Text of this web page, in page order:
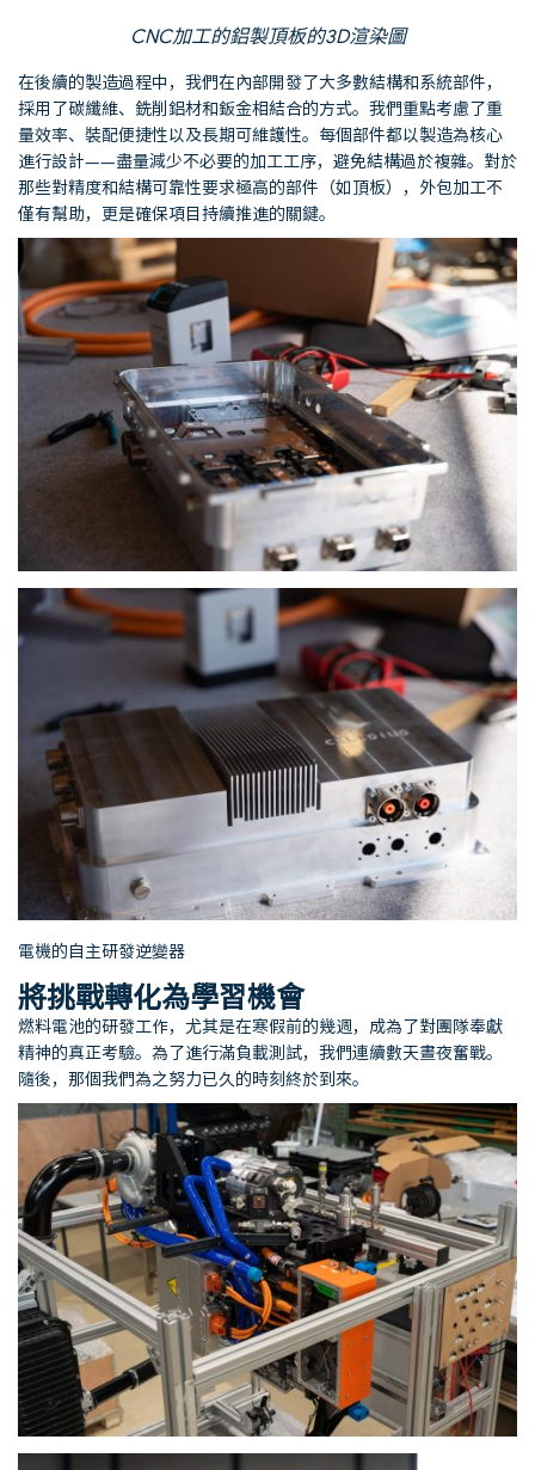
CNC加工的鋁製頂板的3D渲染圖
在後續的製造過程中，我們在內部開發了大多數結構和系統部件，
採用了碳纖維、銑削鋁材和鈑金相結合的方式。我們重點考慮了重
量效率、裝配便捷性以及長期可維護性。每個部件都以製造為核心
進行設計——盡量減少不必要的加工工序，避免結構過於複雜。對於
那些對精度和結構可靠性要求極高的部件（如頂板），外包加工不
僅有幫助，更是確保項目持續推進的關鍵。
電機的自主研發逆變器
將挑戰轉化為學習機會
燃料電池的研發工作，尤其是在寒假前的幾週，成為了對團隊奉獻
精神的真正考驗。為了進行滿負載測試，我們連續數天晝夜奮戰。
隨後，那個我們為之努力已久的時刻終於到來。